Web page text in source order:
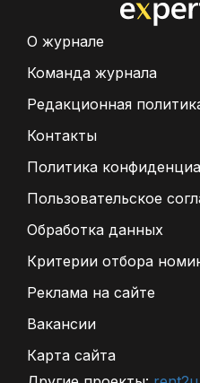
О журнале
Команда журнала
Редакционная
Контакты
Политика
Пользовательское
Обработка данных
Критерии отбора
Реклама на сайте
Вакансии
Карта сайта